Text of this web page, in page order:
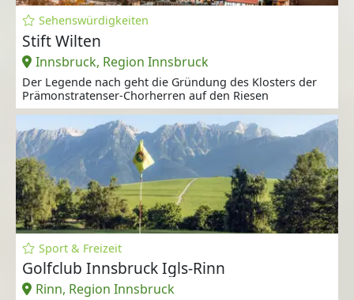
Sehenswürdigkeiten
Stift Wilten
Innsbruck, Region Innsbruck
Der Legende nach geht die Gründung des Klosters der
Prämonstratenser-Chorherren auf den Riesen
Sport & Freizeit
Golfclub Innsbruck Igls-Rinn
Rinn, Region Innsbruck